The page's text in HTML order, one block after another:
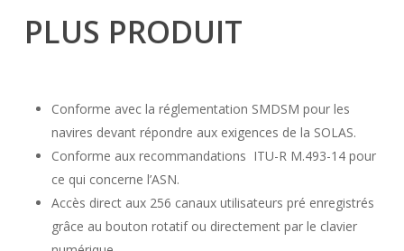
PLUS PRODUIT
Conforme avec la réglementation SMDSM pour les
navires devant répondre aux exigences de la SOLAS.
Conforme aux recommandations ITU-R M.493-14 pour
ce qui concerne l’ASN.
Accès direct aux 256 canaux utilisateurs pré enregistrés
grâce au bouton rotatif ou directement par le clavier